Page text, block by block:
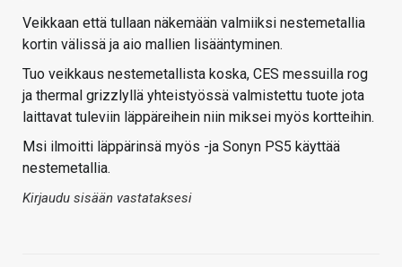
Veikkaan että tullaan näkemään valmiiksi nestemetallia
kortin välissä ja aio mallien lisääntyminen.
Tuo veikkaus nestemetallista koska, CES messuilla rog
ja thermal grizzlyllä yhteistyössä valmistettu tuote jota
laittavat tuleviin läppäreihein niin miksei myös kortteihin.
Msi ilmoitti läppärinsä myös -ja Sonyn PS5 käyttää
nestemetallia.
Kirjaudu sisään vastataksesi